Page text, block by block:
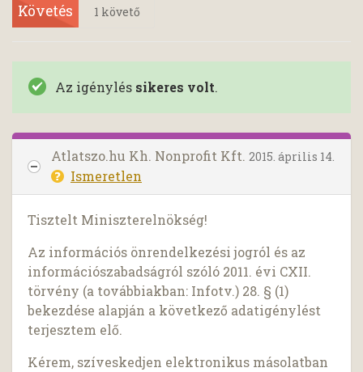
Követés 1 követő
Az igénylés sikeres volt.
Atlatszo.hu Kh. Nonprofit Kft. 2015. április 14.
Ismeretlen
Tisztelt Miniszterelnökség!
Az információs önrendelkezési jogról és az
információszabadságról szóló 2011. évi CXII.
törvény (a továbbiakban: Infotv.) 28. § (1)
bekezdése alapján a következő adatigénylést
terjesztem elő.
Kérem, szíveskedjen elektronikus másolatban